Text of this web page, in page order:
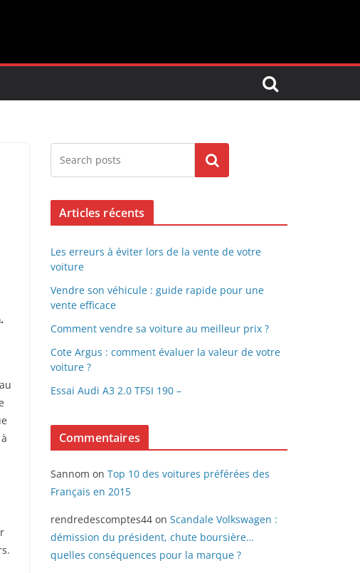
Search
Articles récents
Les erreurs à éviter lors de la vente de votre
voiture
Vendre son véhicule : guide rapide pour une
vente efficace
Comment vendre sa voiture au meilleur prix ?
Cote Argus : comment évaluer la valeur de votre
voiture ?
Essai Audi A3 2.0 TFSI 190 –
Commentaires
Sannom on Top 10 des voitures préférées des
Français en 2015
rendredescomptes44 on Scandale Volkswagen :
démission du président, chute boursière…
quelles conséquences pour la marque ?